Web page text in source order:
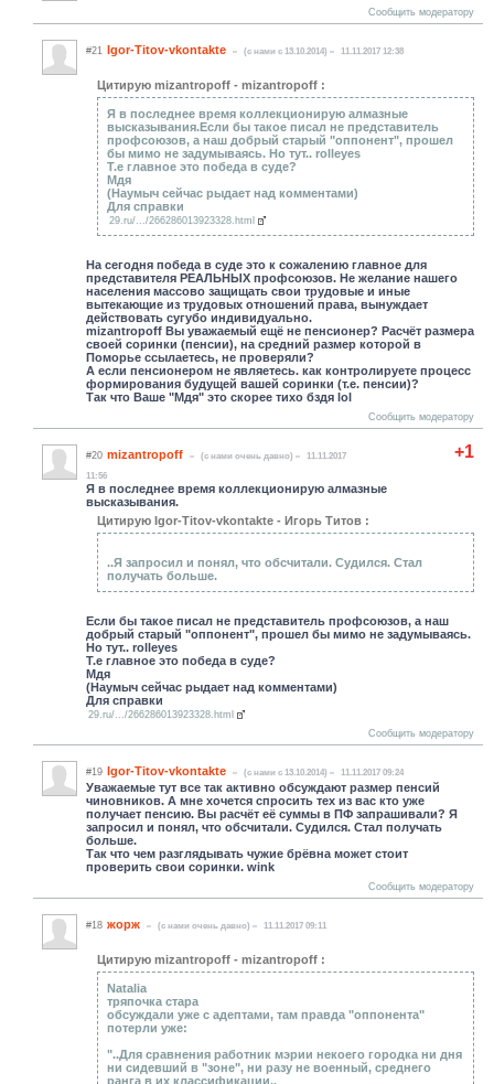
Сообщить модератору
#21 Igor-Titov-vkontakte (c нами с 13.10.2014) 11.11.2017 12:38
Цитирую mizantropoff - mizantropoff :
Я в последнее время коллекционирую алмазные
высказывания.Если бы такое писал не представитель
профсоюзов, а наш добрый старый "оппонент", прошел
бы мимо не задумываясь. Но тут.. rolleyes
Т.е главное это победа в суде?
Мдя
(Наумыч сейчас рыдает над комментами)
Для справки
29.ru/.../266286013923328.html
На сегодня победа в суде это к сожалению главное для
представителя РЕАЛЬНЫХ профсоюзов. Не желание нашего
населения массово защищать свои трудовые и иные
вытекающие из трудовых отношений права, вынуждает
действовать сугубо индивидуально.
mizantropoff Вы уважаемый ещё не пенсионер? Расчёт размера
своей соринки (пенсии), на средний размер которой в
Поморье ссылаетесь, не проверяли?
А если пенсионером не являетесь. как контролируете процесс
формирования будущей вашей соринки (т.е. пенсии)?
Так что Ваше "Мдя" это скорее тихо бздя lol
Сообщить модератору
+1
#20 mizantropoff (c нами очень давно)
11.11.2017
11:56
Я в последнее время коллекционирую алмазные
высказывания.
Цитирую Igor-Titov-vkontakte - Игорь Титов :
..Я запросил и понял, что обсчитали. Судился. Стал
получать больше.
Если бы такое писал не представитель профсоюзов, а наш
добрый старый "оппонент", прошел бы мимо не задумываясь.
Но тут.. rolleyes
Т.е главное это победа в суде?
Мдя
(Наумыч сейчас рыдает над комментами)
Для справки
29.ru/.../266286013923328.html
Сообщить модератору
#19 Igor-Titov-vkontakte (c нами с 13.10.2014) 11.11.2017 09:24
Уважаемые тут все так активно обсуждают размер пенсий
чиновников. А мне хочется спросить тех из вас кто уже
получает пенсию. Вы расчёт её суммы в ПФ запрашивали? Я
запросил и понял, что обсчитали. Судился. Стал получать
больше.
Так что чем разглядывать чужие брёвна может стоит
проверить свои соринки. wink
Сообщить модератору
#18 жорж (c нами очень давно) 11.11.2017 09:11
Цитирую mizantropoff - mizantropoff :
Natalia
тряпочка стара
обсуждали уже с адептами, там правда "оппонента"
потерли уже:
"..Для сравнения работник мэрии некоего городка ни дня
ни сидевший в "зоне", ни разу не военный, среднего
ранга в их классификации..